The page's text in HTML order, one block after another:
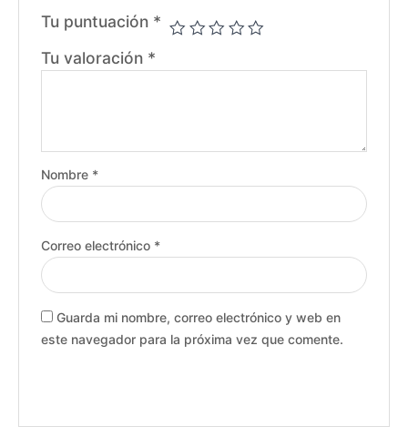
Tu puntuación *
Tu valoración *
Nombre *
Correo electrónico *
Guarda mi nombre, correo electrónico y web en
este navegador para la próxima vez que comente.